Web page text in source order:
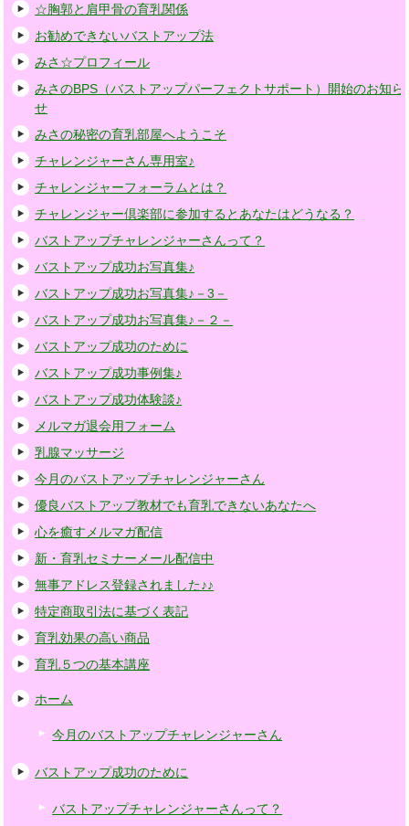
☆胸郭と肩甲骨の育乳関係
お勧めできないバストアップ法
みさ☆プロフィール
みさのBPS（バストアップパーフェクトサポート）開始のお知ら
せ
みさの秘密の育乳部屋へようこそ
チャレンジャーさん専用室♪
チャレンジャーフォーラムとは？
チャレンジャー倶楽部に参加するとあなたはどうなる？
バストアップチャレンジャーさんって？
バストアップ成功お写真集♪
バストアップ成功お写真集♪－3－
バストアップ成功お写真集♪－２－
バストアップ成功のために
バストアップ成功事例集♪
バストアップ成功体験談♪
メルマガ退会用フォーム
乳腺マッサージ
今月のバストアップチャレンジャーさん
優良バストアップ教材でも育乳できないあなたへ
心を癒すメルマガ配信
新・育乳セミナーメール配信中
無事アドレス登録されました♪♪
特定商取引法に基づく表記
育乳効果の高い商品
育乳５つの基本講座
ホーム
今月のバストアップチャレンジャーさん
バストアップ成功のために
バストアップチャレンジャーさんって？